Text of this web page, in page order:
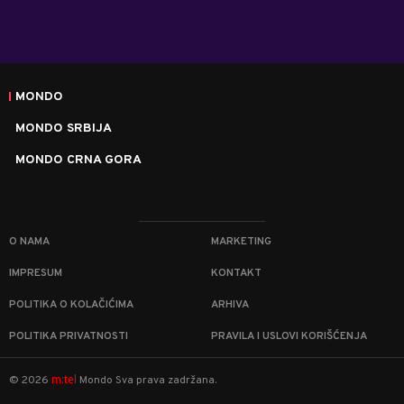
MONDO
MONDO SRBIJA
MONDO CRNA GORA
O NAMA MARKETING
IMPRESUM KONTAKT
POLITIKA O KOLAČIĆIMA ARHIVA
POLITIKA PRIVATNOSTI PRAVILA I USLOVI KORIŠĆENJA
© 2026 m:tel Mondo Sva prava zadržana.